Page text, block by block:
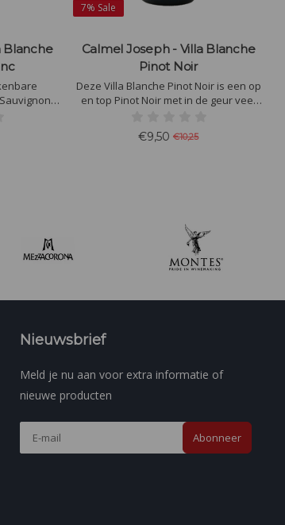
Blanche
wordt
7% Sale
Calmel Joseph - Villa Blanche
Pinot Noir
Deze Villa Blanche Pinot Noir is een op
en top Pinot Noir met in de geur veel
kruidigheid. De smaak is elegant met
een fijne tannine structuur en een
€9,50 €10,25
Nieuwsbrief
Meld je nu aan voor extra informatie of
nieuwe producten
Abonneer